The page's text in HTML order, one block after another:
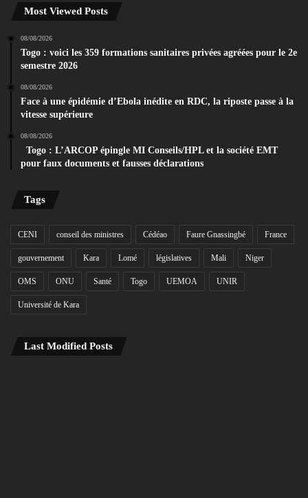
Most Viewed Posts
08/08/2026
Togo : voici les 359 formations sanitaires privées agréées pour le 2e
semestre 2026
08/08/2026
Face à une épidémie d’Ebola inédite en RDC, la riposte passe à la
vitesse supérieure
08/08/2026
Togo : L’ARCOP épingle MI Conseils/HPL et la société EMT
pour faux documents et fausses déclarations
Tags
CENI conseil des ministres Cédéao Faure Gnassingbé France
gouvernement Kara Lomé législatives Mali Niger
OMS ONU Santé Togo UEMOA UNIR
Université de Kara
Last Modified Posts